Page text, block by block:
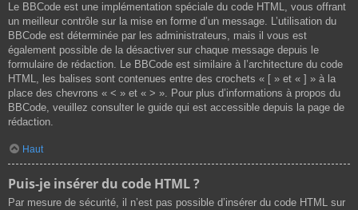
Le BBCode est une implémentation spéciale du code HTML, vous offrant
un meilleur contrôle sur la mise en forme d’un message. L’utilisation du
BBCode est déterminée par les administrateurs, mais il vous est
également possible de la désactiver sur chaque message depuis le
formulaire de rédaction. Le BBCode est similaire à l’architecture du code
HTML, les balises sont contenues entre des crochets « [ » et « ] » à la
place des chevrons « < » et « > ». Pour plus d’informations à propos du
BBCode, veuillez consulter le guide qui est accessible depuis la page de
rédaction.
Haut
Puis-je insérer du code HTML ?
Par mesure de sécurité, il n’est pas possible d’insérer du code HTML sur